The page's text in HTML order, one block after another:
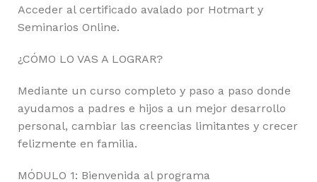
Acceder al certificado avalado por Hotmart y
Seminarios Online.
¿CÓMO LO VAS A LOGRAR?
Mediante un curso completo y paso a paso donde
ayudamos a padres e hijos a un mejor desarrollo
personal, cambiar las creencias limitantes y crecer
felizmente en familia.
MÓDULO 1: Bienvenida al programa